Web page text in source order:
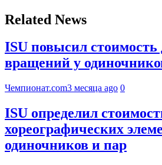
Related News
ISU повысил стоимость
вращений у
Чемпионат.com3 месяца ago 0
ISU определил
хореографических
одиночников и пар